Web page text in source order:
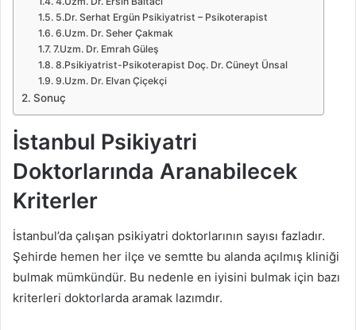
5.Dr. Serhat Ergün Psikiyatrist – Psikoterapist
6.Uzm. Dr. Seher Çakmak
7.Uzm. Dr. Emrah Güleş
8.Psikiyatrist-Psikoterapist Doç. Dr. Cüneyt Ünsal
9.Uzm. Dr. Elvan Çiçekçi
Sonuç
İstanbul Psikiyatri
Doktorlarında Aranabilecek
Kriterler
İstanbul’da çalışan psikiyatri doktorlarının sayısı fazladır.
Şehirde hemen her ilçe ve semtte bu alanda açılmış kliniği
bulmak mümkündür. Bu nedenle en iyisini bulmak için bazı
kriterleri doktorlarda aramak lazımdır.